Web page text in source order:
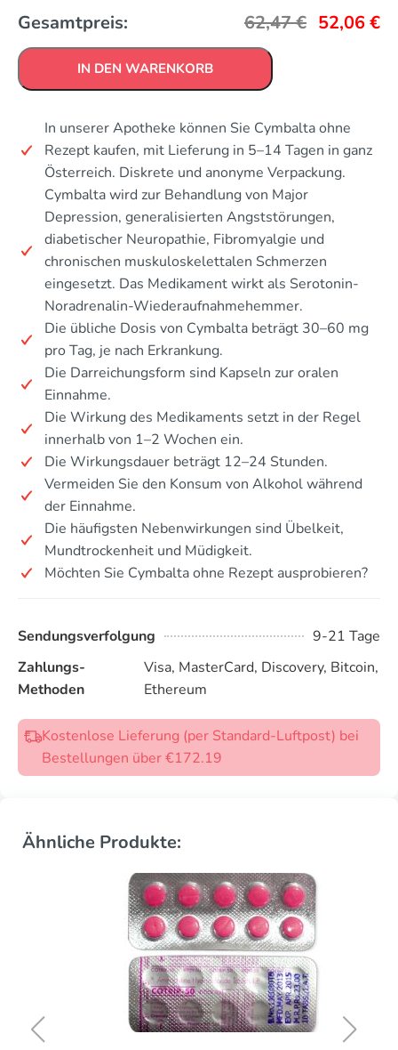
Gesamtpreis: 62,47€ 52,06€
IN DEN WARENKORB
In unserer Apotheke können Sie Cymbalta ohne
Rezept kaufen, mit Lieferung in 5–14 Tagen in ganz
Österreich. Diskrete und anonyme Verpackung.
Cymbalta wird zur Behandlung von Major
Depression, generalisierten Angststörungen,
diabetischer Neuropathie, Fibromyalgie und
chronischen muskuloskelettalen Schmerzen
eingesetzt. Das Medikament wirkt als Serotonin-
Noradrenalin-Wiederaufnahmehemmer.
Die übliche Dosis von Cymbalta beträgt 30–60 mg
pro Tag, je nach Erkrankung.
Die Darreichungsform sind Kapseln zur oralen
Einnahme.
Die Wirkung des Medikaments setzt in der Regel
innerhalb von 1–2 Wochen ein.
Die Wirkungsdauer beträgt 12–24 Stunden.
Vermeiden Sie den Konsum von Alkohol während
der Einnahme.
Die häufigsten Nebenwirkungen sind Übelkeit,
Mundtrockenheit und Müdigkeit.
Möchten Sie Cymbalta ohne Rezept ausprobieren?
Sendungsverfolgung
9-21 Tage
Zahlungs-
Methoden
Visa, MasterCard, Discovery, Bitcoin,
Ethereum
Kostenlose Lieferung (per Standard-Luftpost) bei
Bestellungen über €172.19
Ähnliche Produkte: